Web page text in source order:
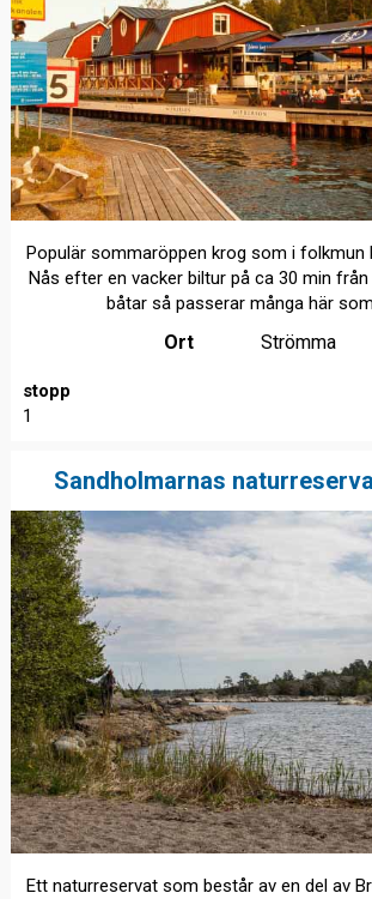
Populär sommaröppen krog som i folkmun
Nås efter en vacker biltur på ca 30 min från
båtar så passerar många här
Ort Strömma
stopp
1
Sandholmarnas
Ett naturreservat som består av en del av